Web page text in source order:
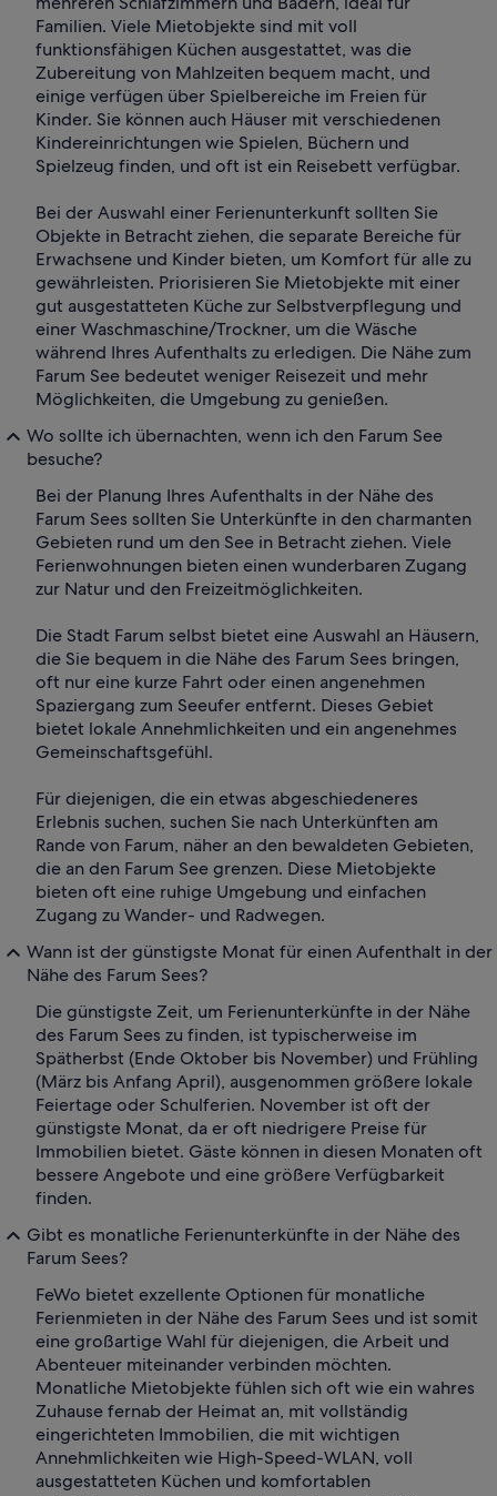
Familien. Viele Mietobjekte sind mit voll
funktionsfähigen Küchen ausgestattet, was die
Zubereitung von Mahlzeiten bequem macht, und
einige verfügen über Spielbereiche im Freien für
Kinder. Sie können auch Häuser mit verschiedenen
Kindereinrichtungen wie Spielen, Büchern und
Spielzeug finden, und oft ist ein Reisebett verfügbar.
Bei der Auswahl einer Ferienunterkunft sollten Sie
Objekte in Betracht ziehen, die separate Bereiche für
Erwachsene und Kinder bieten, um Komfort für alle zu
gewährleisten. Priorisieren Sie Mietobjekte mit einer
gut ausgestatteten Küche zur Selbstverpflegung und
einer Waschmaschine/Trockner, um die Wäsche
während Ihres Aufenthalts zu erledigen. Die Nähe zum
Farum See bedeutet weniger Reisezeit und mehr
Möglichkeiten, die Umgebung zu genießen.
Wo sollte ich übernachten, wenn ich den Farum See
besuche?
Bei der Planung Ihres Aufenthalts in der Nähe des
Farum Sees sollten Sie Unterkünfte in den charmanten
Gebieten rund um den See in Betracht ziehen. Viele
Ferienwohnungen bieten einen wunderbaren Zugang
zur Natur und den Freizeitmöglichkeiten.
Die Stadt Farum selbst bietet eine Auswahl an Häusern,
die Sie bequem in die Nähe des Farum Sees bringen,
oft nur eine kurze Fahrt oder einen angenehmen
Spaziergang zum Seeufer entfernt. Dieses Gebiet
bietet lokale Annehmlichkeiten und ein angenehmes
Gemeinschaftsgefühl.
Für diejenigen, die ein etwas abgeschiedeneres
Erlebnis suchen, suchen Sie nach Unterkünften am
Rande von Farum, näher an den bewaldeten Gebieten,
die an den Farum See grenzen. Diese Mietobjekte
bieten oft eine ruhige Umgebung und einfachen
Zugang zu Wander- und Radwegen.
Wann ist der günstigste Monat für einen Aufenthalt in der
Nähe des Farum Sees?
Die günstigste Zeit, um Ferienunterkünfte in der Nähe
des Farum Sees zu finden, ist typischerweise im
Spätherbst (Ende Oktober bis November) und Frühling
(März bis Anfang April), ausgenommen größere lokale
Feiertage oder Schulferien. November ist oft der
günstigste Monat, da er oft niedrigere Preise für
Immobilien bietet. Gäste können in diesen Monaten oft
bessere Angebote und eine größere Verfügbarkeit
finden.
Gibt es monatliche Ferienunterkünfte in der Nähe des
Farum Sees?
FeWo bietet exzellente Optionen für monatliche
Ferienmieten in der Nähe des Farum Sees und ist somit
eine großartige Wahl für diejenigen, die Arbeit und
Abenteuer miteinander verbinden möchten.
Monatliche Mietobjekte fühlen sich oft wie ein wahres
Zuhause fernab der Heimat an, mit vollständig
eingerichteten Immobilien, die mit wichtigen
Annehmlichkeiten wie High-Speed-WLAN, voll
ausgestatteten Küchen und komfortablen